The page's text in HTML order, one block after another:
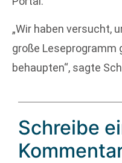
„Wir haben versucht,
große Leseprogramm
behaupten“, sagte
Schreibe